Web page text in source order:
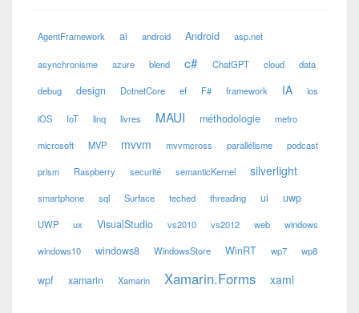
AgentFramework ai android Android asp.net
asynchronisme azure blend c# ChatGPT cloud data
debug design DotnetCore ef F# framework IA ios
iOS IoT linq livres MAUI méthodologie metro
microsoft MVP mvvm mvvmcross parallélisme podcast
prism Raspberry securité semanticKernel silverlight
smartphone sql Surface teched threading ui uwp
UWP ux VisualStudio vs2010 vs2012 web windows
windows10 windows8 WindowsStore WinRT wp7 wp8
wpf xamarin Xamarin Xamarin.Forms xaml